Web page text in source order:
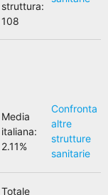
struttura:
108
Media
italiana:
2.11%
Confronta
altre
strutture
sanitarie
Totale